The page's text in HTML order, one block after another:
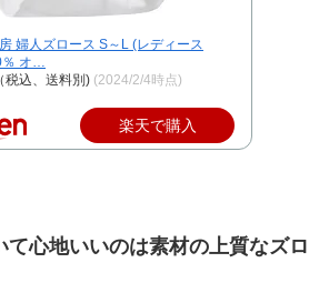
婦人ズロース S～L (レディース
％ オ…
税込、送料別) (2024/2/4時点)
楽天で購入
て心地いいのは素材の上質なズロ